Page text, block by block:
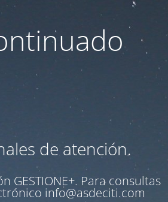
de atención.
GESTIONE+. Para consultas
info@asdeciti.com